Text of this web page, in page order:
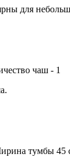
для
чаш - 1
тумбы 45